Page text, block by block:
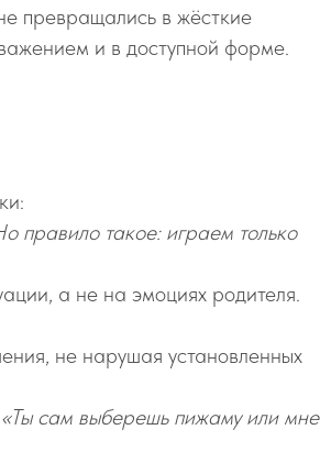
превращались в жёсткие
и в доступной форме.
правило такое: играем только
а не на эмоциях родителя.
не нарушая установленных
«Ты сам выберешь пижаму или мне